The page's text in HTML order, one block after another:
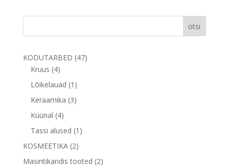
otsi
KODUTARBED 4747
Kruus 44
toodet
Lõikelauad 1 1
toode
Keraamika 33
Küünal 44
toodet
Tassi alused 1 1
KOSMEETIKA 22
toodet
Masintikandis tooted 22